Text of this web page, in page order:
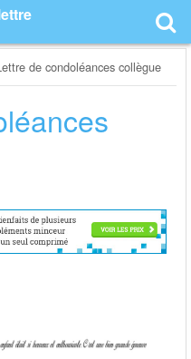
de condoléances collègue